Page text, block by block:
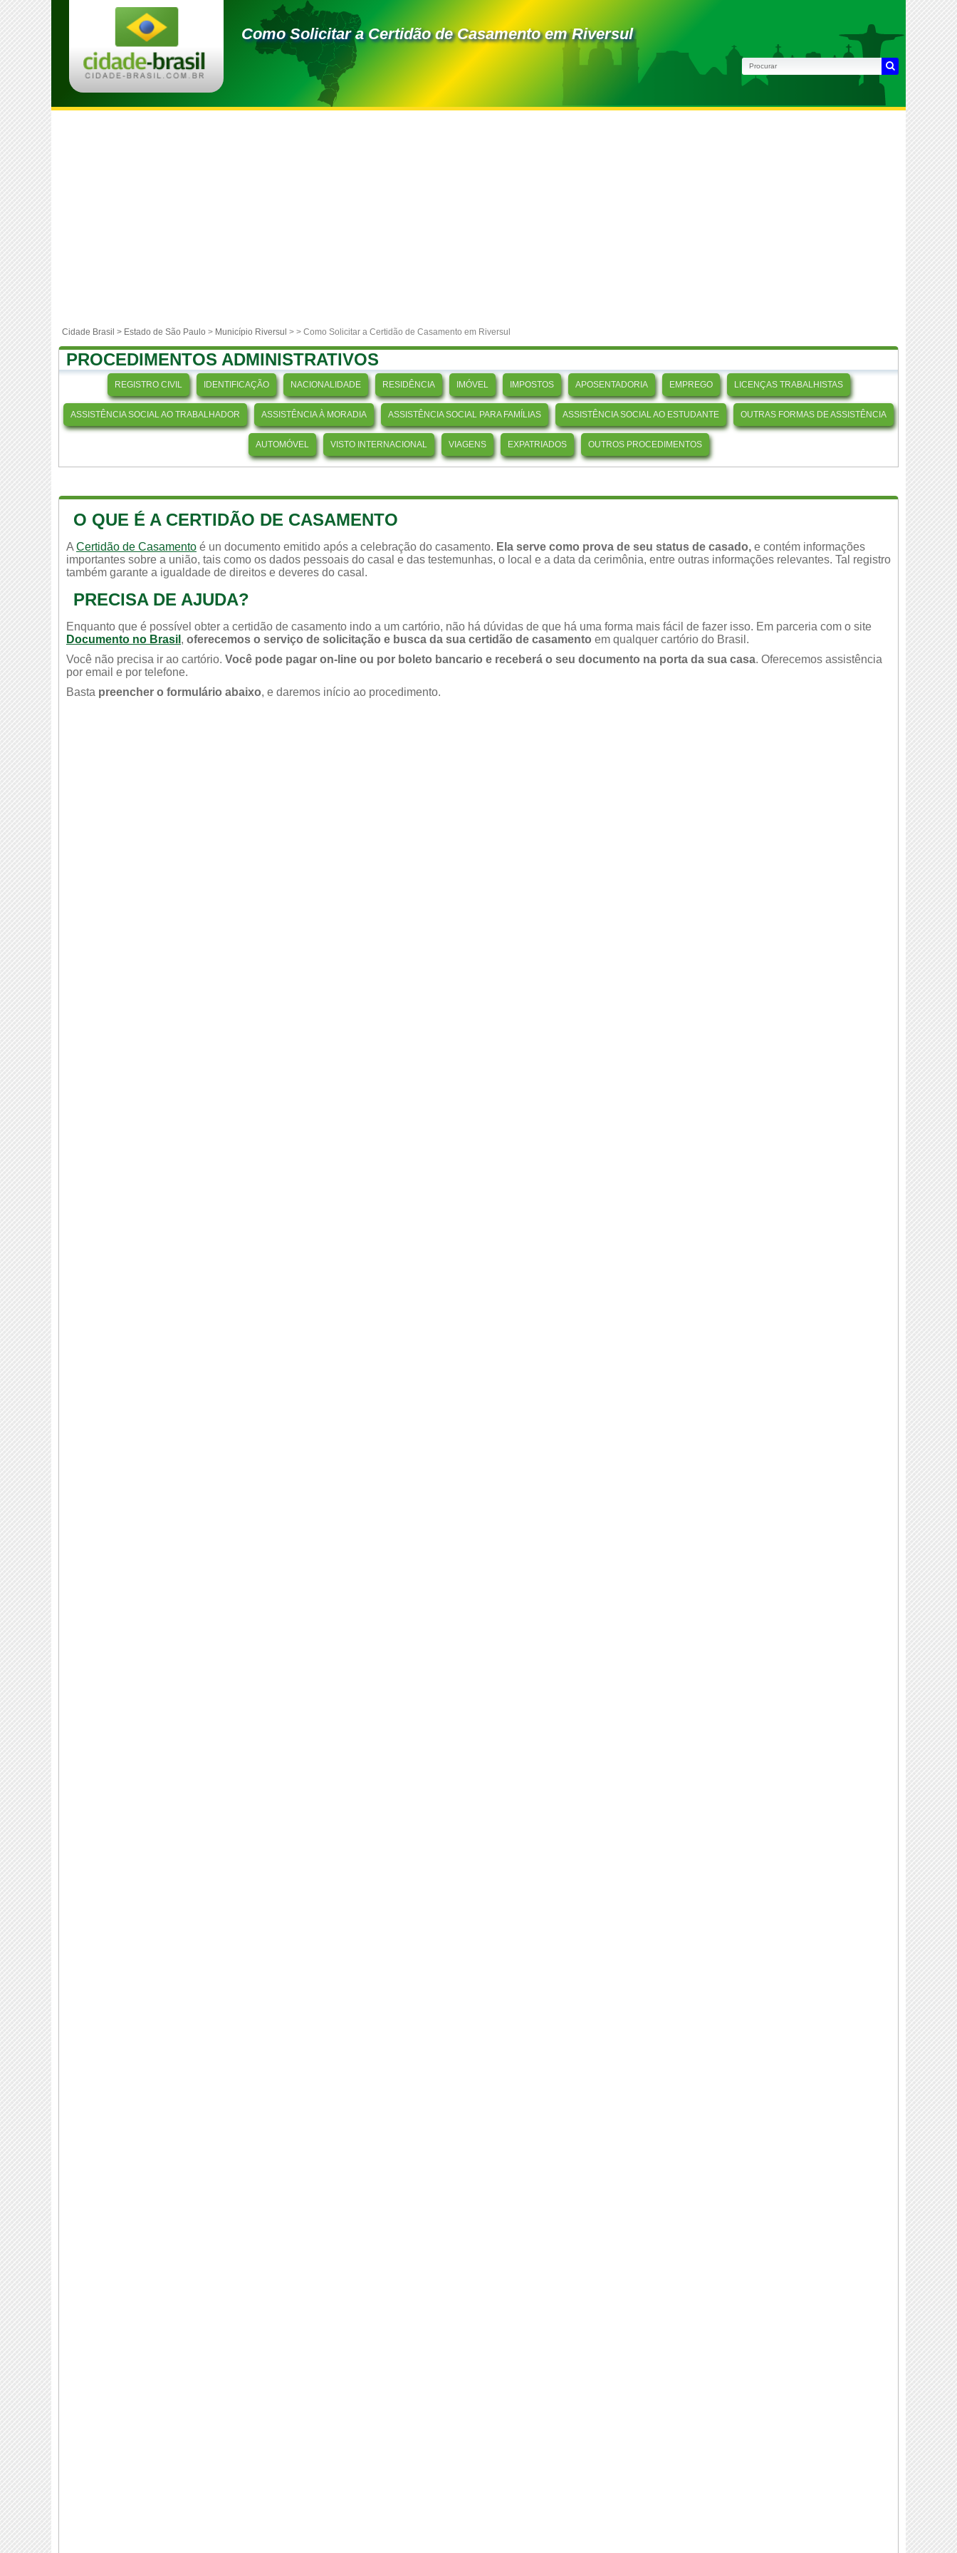
Como Solicitar a Certidão de Casamento em Riversul
Cidade Brasil > Estado de São Paulo > Município Riversul > > Como Solicitar a Certidão de Casamento em Riversul
PROCEDIMENTOS ADMINISTRATIVOS
REGISTRO CIVIL IDENTIFICAÇÃO NACIONALIDADE RESIDÊNCIA IMÓVEL IMPOSTOS APOSENTADORIA EMPREGO LICENÇAS TRABALHISTAS
ASSISTÊNCIA SOCIAL AO TRABALHADOR ASSISTÊNCIA À MORADIA ASSISTÊNCIA SOCIAL PARA FAMÍLIAS ASSISTÊNCIA SOCIAL AO ESTUDANTE OUTRAS FORMAS DE ASSISTÊNCIA
AUTOMÓVEL VISTO INTERNACIONAL VIAGENS EXPATRIADOS OUTROS PROCEDIMENTOS
O QUE É A CERTIDÃO DE CASAMENTO
A Certidão de Casamento é un documento emitido após a celebração do casamento. Ela serve como prova de seu status de casado, e contém informações
importantes sobre a união, tais como os dados pessoais do casal e das testemunhas, o local e a data da cerimônia, entre outras informações relevantes. Tal registro
também garante a igualdade de direitos e deveres do casal.
PRECISA DE AJUDA?
Enquanto que é possível obter a certidão de casamento indo a um cartório, não há dúvidas de que há uma forma mais fácil de fazer isso. Em parceria com o site
Documento no Brasil , oferecemos o serviço de solicitação e busca da sua certidão de casamento em qualquer cartório do Brasil.
Você não precisa ir ao cartório. Você pode pagar on-line ou por boleto bancario e receberá o seu documento na porta da sua casa. Oferecemos assistência
por email e por telefone.
Basta preencher o formulário abaixo, e daremos início ao procedimento.